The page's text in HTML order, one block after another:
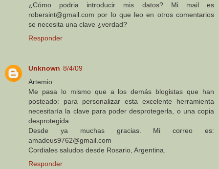
¿Cómo podria introducir mis datos? Mi mail es
robersint@gmail.com por lo que leo en otros comentarios
se necesita una clave ¿verdad?
Responder
Unknown 8/4/09
Artemio:
Me pasa lo mismo que a los demás blogistas que han
posteado: para personalizar esta excelente herramienta
necesitaría la clave para poder desprotegerla, o una copia
desprotegida.
Desde ya muchas gracias. Mi correo es:
amadeus9762@gmail.com
Cordiales saludos desde Rosario, Argentina.
Responder